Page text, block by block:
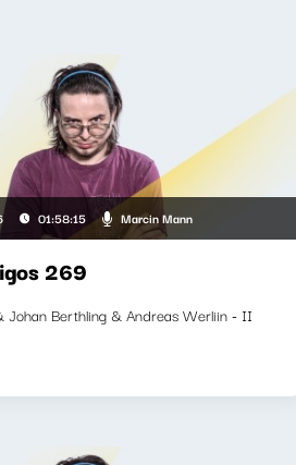
01:58:15 Marcin Mann
269
Johan Berthling & Andreas Werliin - II